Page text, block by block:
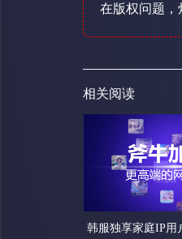
在版权问题，
相关阅读
韩服独享家庭IP用